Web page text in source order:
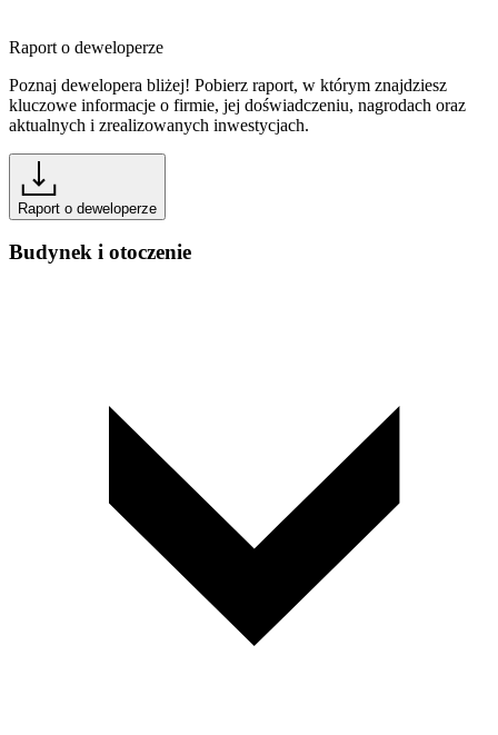
Raport o deweloperze
Poznaj dewelopera bliżej! Pobierz raport, w którym znajdziesz
kluczowe informacje o firmie, jej doświadczeniu, nagrodach oraz
aktualnych i zrealizowanych inwestycjach.
Raport o deweloperze
Budynek i otoczenie